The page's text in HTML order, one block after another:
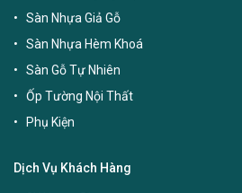
Sàn Nhựa Giả Gỗ
Sàn Nhựa Hèm Khoá
Sàn Gỗ Tự Nhiên
Ốp Tường Nội Thất
Phụ Kiện
Dịch Vụ Khách Hàng